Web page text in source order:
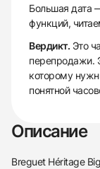
Большая дата
функций,
Вердикт. Это
перепродажи.
которому
понятной
Описание
Breguet Héritage